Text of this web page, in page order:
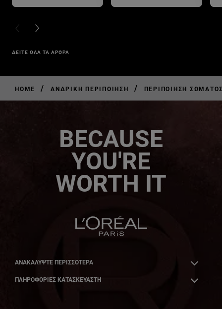
PREVIOUS CARD
NEXT CARD
ΔΕΙΤΕ ΟΛΑ ΤΑ ΑΡΘΡΑ
HOME / ΑΝΔΡΙΚΉ ΠΕΡΙΠΟΊΗΣΗ / ΠΕΡΙΠΟΊΗΣΗ
BECAUSE
YOU'RE
WORTH IT
ΑΝΑΚΑΛΎΨΤΕ ΠΕΡΙΣΣΌΤΕΡΑ
ΠΛΗΡΟΦΟΡΙΕΣ ΚΑΤΑΣΚΕΥΑΣΤΗ